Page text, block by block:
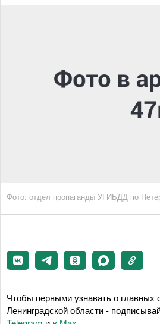
Фото: отдел пропаганды УГИБДД по
Чтобы первыми узнавать о главных
Ленинградской области -